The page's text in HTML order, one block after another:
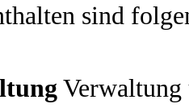
sind
Verwaltung